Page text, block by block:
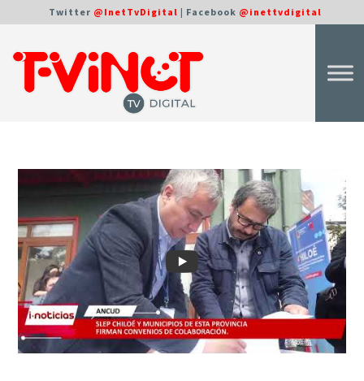
Twitter @InetTvDigital | Facebook @inettvdigital